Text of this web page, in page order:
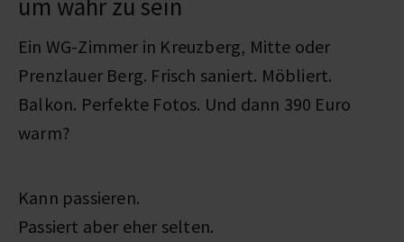
Ein WG-Zimmer in Kreuzberg, Mitte oder
Prenzlauer Berg. Frisch saniert. Möbliert.
Balkon. Perfekte Fotos. Und dann 390 Euro
warm?
Kann passieren.
Passiert aber eher selten.